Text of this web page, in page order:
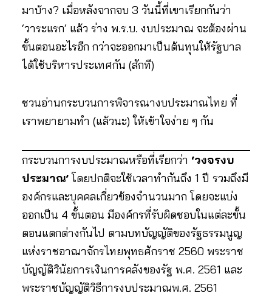
มาบ้าง? เมื่อหลังจากจบ 3 วันนี้ที่เขาเรียกกันว่า
‘วาระแรก’ แล้ว ร่าง พ.ร.บ. งบประมาณ จะต้องผ่าน
ขั้นตอนอะไรอีก กว่าจะออกมาเป็นต้นทุนให้รัฐบาล
ได้ใช้บริหารประเทศกัน (สักที)
ชวนอ่านกระบวนการพิจารณางบประมาณไทย ที่
เราพยายามทำ (แล้วนะ) ให้เข้าใจง่าย ๆ กัน
กระบวนการงบประมาณหรือที่เรียกว่า ‘วงจรงบ
ประมาณ’โดยปกติจะใช้เวลาทำกันถึง 1 ปี รวมถึงมี
องค์กรและบุคคลเกี่ยวข้องจำนวนมาก โดยจะแบ่ง
ออกเป็น 4 ขั้นตอน มีองค์กรที่รับผิดชอบในแต่ละขั้น
ตอนแตกต่างกันไป ตามบทบัญญัติของรัฐธรรมนูญ
แห่งราชอาณาจักรไทยพุทธศักราช 2560 พระราช
บัญญัติวินัยการเงินการคลังของรัฐ พ.ศ. 2561 และ
พระราชบัญญัติวิธีการงบประมาณพ.ศ. 2561